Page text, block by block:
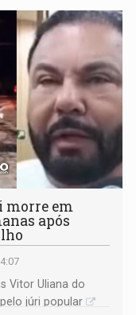
morre em
após
Vitor Uliana do
júri popular